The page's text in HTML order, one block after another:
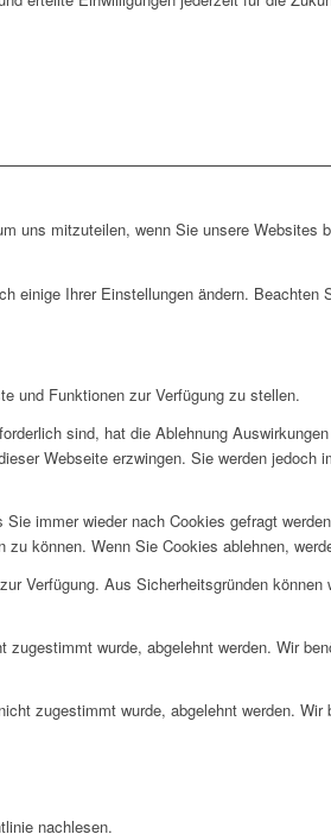
uns mitzuteilen, wenn Sie unsere
Ihrer Einstellungen ändern.
und Funktionen zur Verfügung zu stellen.
sind, hat die Ablehnung
Webseite erzwingen. Sie werden
immer wieder nach Cookies gefragt
können. Wenn Sie Cookies ablehnen,
Verfügung. Aus Sicherheitsgründen
wurde, abgelehnt werden. Wir
zugestimmt wurde, abgelehnt werden.
nachlesen.